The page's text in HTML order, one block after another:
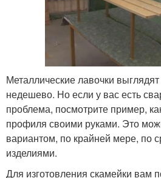
Металлические лавочки
недешево. Но если у вас есть
проблема, посмотрите пример,
профиля своими руками. Это
вариантом, по крайней мере, по
изделиями.
Для изготовления скамейки вам